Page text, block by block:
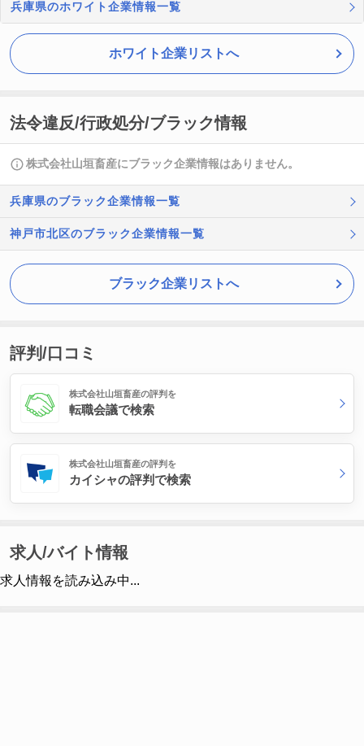
兵庫県のホワイト企業情報一覧
ホワイト企業リストへ
法令違反/行政処分/ブラック情報
株式会社山垣畜産にブラック企業情報はありません。
兵庫県のブラック企業情報一覧
神戸市北区のブラック企業情報一覧
ブラック企業リストへ
評判/口コミ
株式会社山垣畜産の評判を
転職会議で検索
株式会社山垣畜産の評判を
カイシャの評判で検索
求人/バイト情報
求人情報を読み込み中...